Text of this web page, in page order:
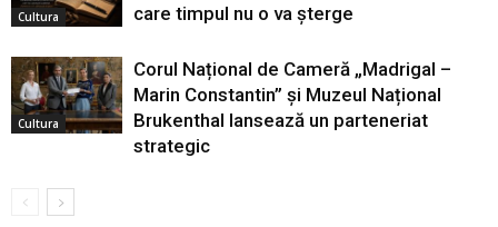
Cultura
care timpul nu o va șterge
Cultura
Corul Național de Cameră „Madrigal –
Marin Constantin” și Muzeul Național
Brukenthal lansează un parteneriat
strategic